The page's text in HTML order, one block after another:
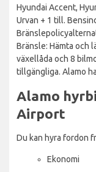
Hyundai Accent,
Urvan + 1 till.
Bränsle: Hämta och
växellåda och 8
tillgängliga. Alamo
Alamo
Airport
Du kan hyra fordon
Ekonomi